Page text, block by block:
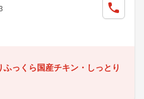
ふっくら国産チキン・しっとり